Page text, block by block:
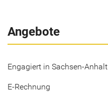
Angebote
Engagiert in Sachsen-Anhalt
E-Rechnung